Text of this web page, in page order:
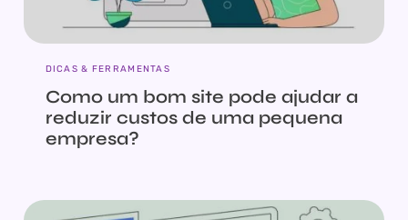
DICAS & FERRAMENTAS
Como um bom site pode ajudar a
reduzir custos de uma pequena
empresa?